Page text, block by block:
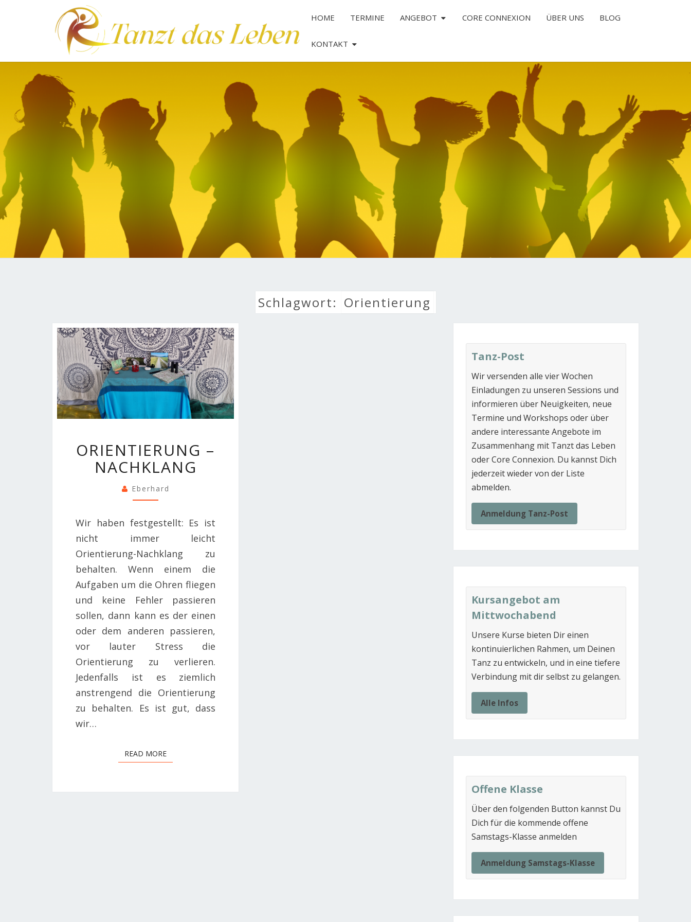
HOME TERMINE ANGEBOT CORE CONNEXION ÜBER UNS BLOG
KONTAKT
TANZT
DAS
LEBEN
Schlagwort: Orientierung
–
NACHKLANG
ORIENTIERUNG –
NACHKLANG
Eberhard
Wir haben festgestellt: Es ist
nicht immer leicht
Orientierung-Nachklang zu
behalten. Wenn einem die
Aufgaben um die Ohren fliegen
und keine Fehler passieren
sollen, dann kann es der einen
oder dem anderen passieren,
vor lauter Stress die
Orientierung zu verlieren.
Jedenfalls ist es ziemlich
anstrengend die Orientierung
zu behalten. Es ist gut, dass
wir…
READ MOREREAD MORE
Tanz-Post
Wir versenden alle vier Wochen
Einladungen zu unseren Sessions und
informieren über Neuigkeiten, neue
Termine und Workshops oder über
andere interessante Angebote im
Zusammenhang mit Tanzt das Leben
oder Core Connexion. Du kannst Dich
jederzeit wieder von der Liste
abmelden.
Anmeldung Tanz-Post
Kursangebot am
Mittwochabend
Unsere Kurse bieten Dir einen
kontinuierlichen Rahmen, um Deinen
Tanz zu entwickeln, und in eine tiefere
Verbindung mit dir selbst zu gelangen.
Alle Infos
Offene Klasse
Über den folgenden Button kannst Du
Dich für die kommende offene
Samstags-Klasse anmelden
Anmeldung Samstags-Klasse